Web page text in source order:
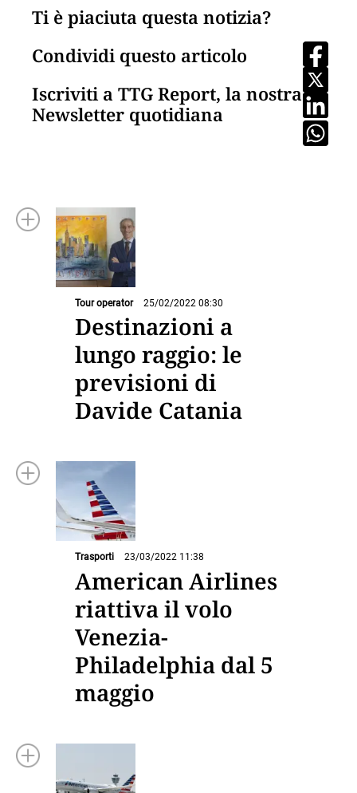
Ti è piaciuta questa notizia?
Condividi questo articolo
Iscriviti a TTG Report, la nostra
Newsletter quotidiana
Tour operator 25/02/2022 08:30
Destinazioni a
lungo raggio: le
previsioni di
Davide Catania
Trasporti 23/03/2022 11:38
American Airlines
riattiva il volo
Venezia-
Philadelphia dal 5
maggio